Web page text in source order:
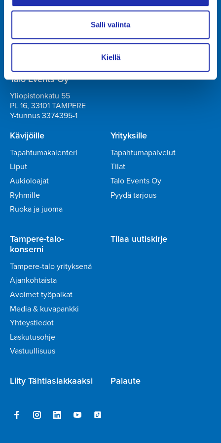
Salli valinta
Kiellä
Tampere-talo Oy
PL 16, 33101 TAMPERE
+358 3 243 4111
Talo Events Oy
Yliopistonkatu 55
PL 16, 33101 TAMPERE
Y-tunnus 3374395-1
Kävijöille
Tapahtumakalenteri
Liput
Aukioloajat
Ryhmille
Ruoka ja juoma
Yrityksille
Tapahtumapalvelut
Tilat
Talo Events Oy
Pyydä tarjous
Tampere-talo-
konserni
Tampere-talo yrityksenä
Ajankohtaista
Avoimet työpaikat
Media & kuvapankki
Yhteystiedot
Laskutusohje
Vastuullisuus
Tilaa uutiskirje
Liity Tähtiasiakkaaksi Palaute